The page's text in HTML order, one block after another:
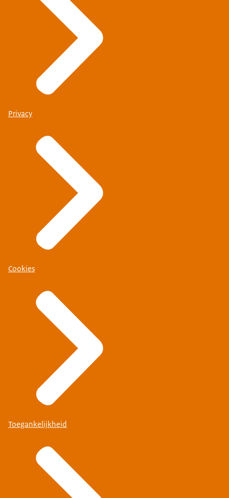
Privacy
Cookies
Toegankelijkheid